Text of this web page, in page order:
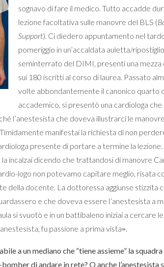
sognavo di fare il medico. Tutto accadde
lezione facoltativa sulle manovre del BLS (
Support). Ci diedero appuntamento nel
pomeriggio in un’accaldata auletta/
seminterrato del DIMI, presenti una mezza
sui 180 iscritti al corso di laurea. Passato
volte abbondantemente il canonico quarto
accademico, si presentò una cardiologa
l’anestesista che doveva illustrarci le
Timidamente manifestai la richiesta di non
presente di portare a termine la lezione.
incalzai dicendo che trattandosi di manovre
logo non potevamo capitare meglio, risata
della docente. La dottoressa aggiunse stizzita
e che doveva essere l’anestesista a
si svuotò e in un battibaleno iniziai a cercare le
fu passione a prima vista».
a un mediano che “tiene assieme” la squadra
di andare in rete? O anche l’anestesista